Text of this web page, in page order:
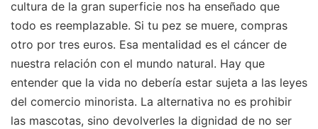
cultura de la gran superficie nos ha enseñado que
todo es reemplazable. Si tu pez se muere, compras
otro por tres euros. Esa mentalidad es el cáncer de
nuestra relación con el mundo natural. Hay que
entender que la vida no debería estar sujeta a las leyes
del comercio minorista. La alternativa no es prohibir
las mascotas, sino devolverles la dignidad de no ser